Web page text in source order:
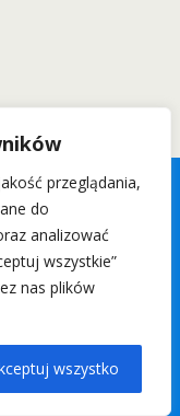
przeglądania,
do
analizować
wszystkie”
nas plików
wszystko